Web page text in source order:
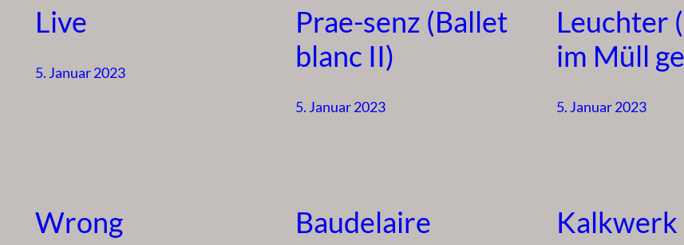
Live
5. Januar 2023
Prae-senz (Ballet
blanc II)
5. Januar 2023
Leuchter
im Müll
5. Januar 2023
Wrong Baudelaire Kalkwerk